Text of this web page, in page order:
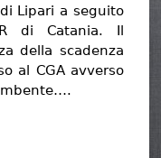
Lipari a seguito
di Catania. Il
della scadenza
al CGA avverso